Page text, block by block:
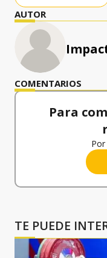
AUTOR
COMENTARIOS
Para
TE PUEDE